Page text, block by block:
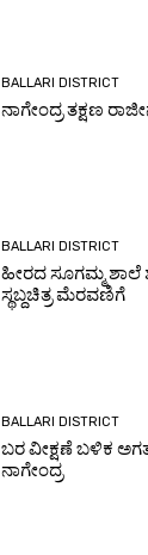
BALLARI DISTRICT
ನಾಗೇಂದ್ರ ತಕ್ಷಣ
BALLARI DISTRICT
ಹೀರದ ಸೂಗಮ್ಮ
ಸ್ಥಬ್ದಚಿತ್ರ ಮೆರವಣಿಗೆ
BALLARI DISTRICT
ಬರ ವೀಕ್ಷಣೆ ಬಳಿಕ
ನಾಗೇಂದ್ರ